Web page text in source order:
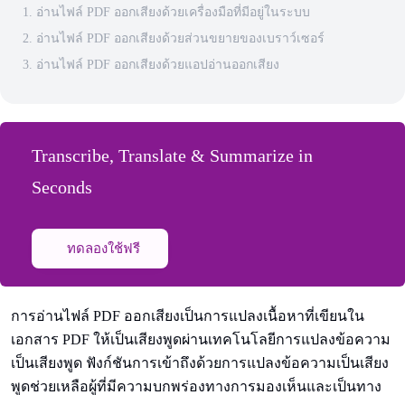
1. อ่านไฟล์ PDF ออกเสียงด้วยเครื่องมือที่มีอยู่ในระบบ
2. อ่านไฟล์ PDF ออกเสียงด้วยส่วนขยายของเบราว์เซอร์
3. อ่านไฟล์ PDF ออกเสียงด้วยแอปอ่านออกเสียง
Transcribe, Translate & Summarize in
Seconds
ทดลองใช้ฟรี
การอ่านไฟล์ PDF ออกเสียงเป็นการแปลงเนื้อหาที่เขียนใน
เอกสาร PDF ให้เป็นเสียงพูดผ่านเทคโนโลยีการแปลงข้อความ
เป็นเสียงพูด ฟังก์ชันการเข้าถึงด้วยการแปลงข้อความเป็นเสียง
พูดช่วยเหลือผู้ที่มีความบกพร่องทางการมองเห็นและเป็นทาง